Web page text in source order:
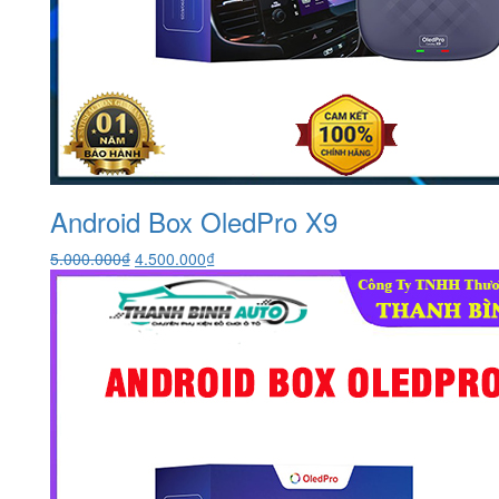
Android Box OledPro X9
5.000.000₫ Giá
gốc
là:
5.000.000₫.
4.500.000₫Giá
hiện
tại
là: